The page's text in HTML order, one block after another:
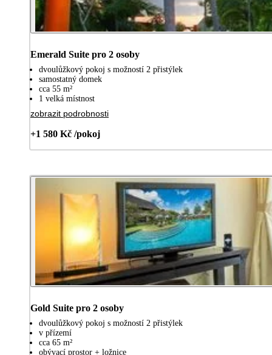
Emerald Suite pro 2 osoby
dvoulůžkový pokoj s možností 2 přistýlek
samostatný domek
cca 55 m²
1 velká místnost
zobrazit podrobnosti
+1 580 Kč /pokoj
Gold Suite pro 2 osoby
dvoulůžkový pokoj s možností 2 přistýlek
v přízemí
cca 65 m²
obývací prostor + ložnice